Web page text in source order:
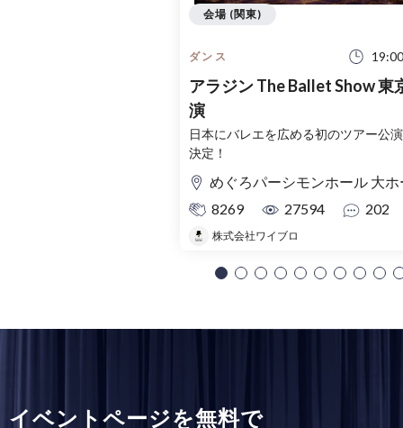
ダンス
アラジン The Ballet Show 東
演
日本にバレエを広める初のツアー公
決定！
めぐろパーシモンホール 大ホ
8269
27594 202
株式会社ワイブロ
会場 (関東)
イベントページを無料で